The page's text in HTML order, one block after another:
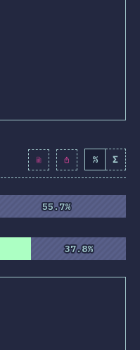
80.8 ( 9282 )
% Σ
55.7%
55.7%
37.8%
37.8%